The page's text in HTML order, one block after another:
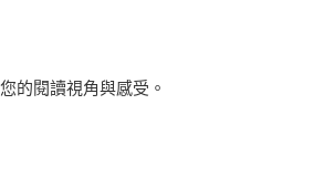
的閱讀視角與感受。